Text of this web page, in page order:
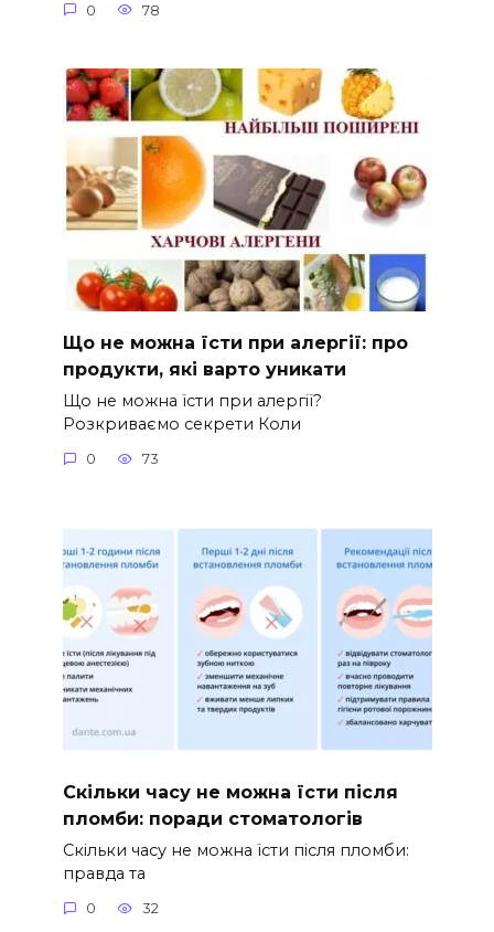
0 78
Що не можна їсти при алергії: про
продукти, які варто уникати
Що не можна їсти при алергії?
Розкриваємо секрети Коли
0 73
Скільки часу не можна їсти після
пломби: поради стоматологів
Скільки часу не можна їсти після пломби:
правда та
0 32